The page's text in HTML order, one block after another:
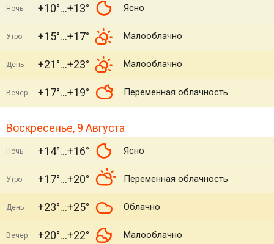
Ночь +10° +13° Ясно
Утро +15° +17° Малооблачно
День +21° +23° Малооблачно
Вечер +17° +19° Переменная облачность
Воскресенье, 9 Августа
Ночь +14° +16° Ясно
Утро +17° +20° Переменная облачность
День +23° +25° Облачно
Вечер +20° +22° Малооблачно